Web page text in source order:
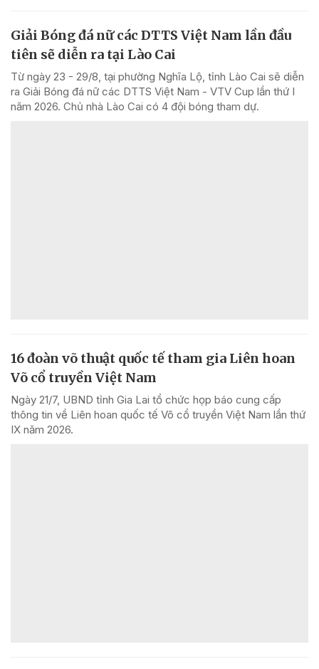
Giải Bóng đá nữ các DTTS Việt Nam lần đầu
tiên sẽ diễn ra tại Lào Cai
Từ ngày 23 - 29/8, tại phường Nghĩa Lộ, tỉnh Lào Cai sẽ diễn
ra Giải Bóng đá nữ các DTTS Việt Nam - VTV Cup lần thứ I
năm 2026. Chủ nhà Lào Cai có 4 đội bóng tham dự.
16 đoàn võ thuật quốc tế tham gia Liên hoan
Võ cổ truyền Việt Nam
Ngày 21/7, UBND tỉnh Gia Lai tổ chức họp báo cung cấp
thông tin về Liên hoan quốc tế Võ cổ truyền Việt Nam lần thứ
IX năm 2026.